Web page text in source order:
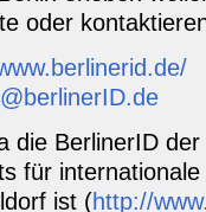
oder
die BerlinerID
für
ist (http://